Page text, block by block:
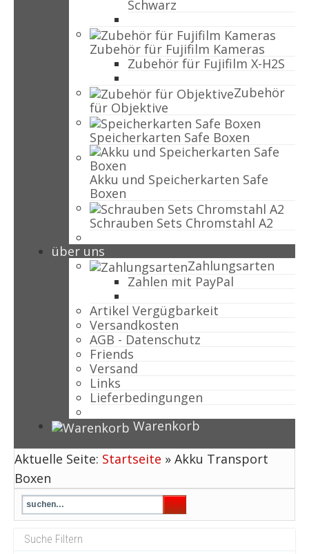
Schwarz
Zubehör für Fujifilm Kameras
Zubehör für Fujifilm X-H2S
Zubehör
für Objektive
Speicherkarten Safe Boxen
Akku und Speicherkarten Safe
Boxen
Schrauben Sets Chromstahl A2
über uns
Zahlungsarten
Zahlen mit PayPal
Artikel Vergügbarkeit
Versandkosten
AGB - Datenschutz
Friends
Versand
Links
Lieferbedingungen
Warenkorb
Aktuelle Seite: Startseite » Akku Transport
Boxen